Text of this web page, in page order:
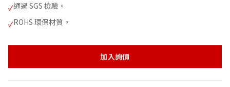
✓通過 SGS 檢驗。
✓ROHS 環保材質。
加入詢價